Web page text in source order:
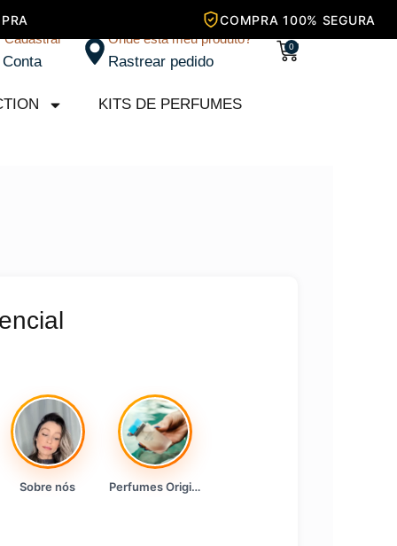
Cadastrar Onde está meu produto?
Rastrear pedido
0
Carrinho
KITS DE PERFUMES
Sobre nós Perfumes Originais